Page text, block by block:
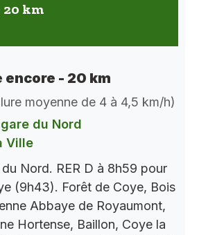
20 km
encore - 20 km
moyenne de 4 à 4,5 km/h)
du Nord
Ville
Nord. RER D à 8h59 pour
(9h43). Forêt de Coye, Bois
Abbaye de Royaumont,
Hortense, Baillon, Coye la